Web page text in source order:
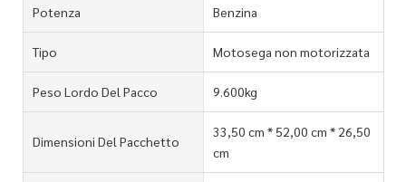
Potenza Benzina
Tipo Motosega non motorizzata
Peso Lordo Del Pacco 9.600kg
Dimensioni Del Pacchetto
33,50 cm * 52,00 cm * 26,50
cm